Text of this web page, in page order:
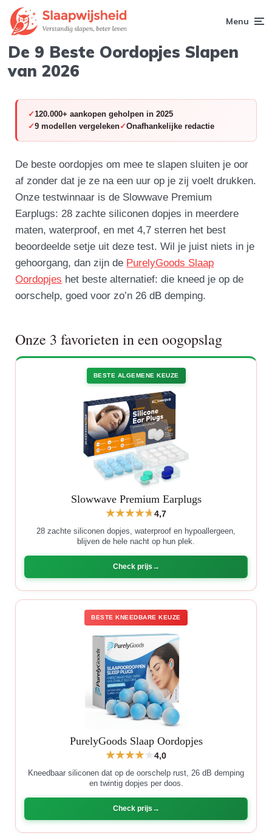
Menu
De 9 Beste Oordopjes Slapen
van 2026
120.000+ aankopen geholpen in 2025
9 modellen vergeleken
Onafhankelijke redactie
De beste oordopjes om mee te slapen sluiten je oor
af zonder dat je ze na een uur op je zij voelt drukken.
Onze testwinnaar is de Slowwave Premium
Earplugs: 28 zachte siliconen dopjes in meerdere
maten, waterproof, en met 4,7 sterren het best
beoordeelde setje uit deze test. Wil je juist niets in je
gehoorgang, dan zijn de PurelyGoods Slaap
Oordopjes het beste alternatief: die kneed je op de
oorschelp, goed voor zo’n 26 dB demping.
Onze 3 favorieten in een oogopslag
BESTE ALGEMENE KEUZE
Slowwave Premium Earplugs
4,7
28 zachte siliconen dopjes, waterproof en hypoallergeen,
blijven de hele nacht op hun plek.
Check prijs
BESTE KNEEDBARE KEUZE
PurelyGoods Slaap Oordopjes
4,0
Kneedbaar siliconen dat op de oorschelp rust, 26 dB demping
en twintig dopjes per doos.
Check prijs